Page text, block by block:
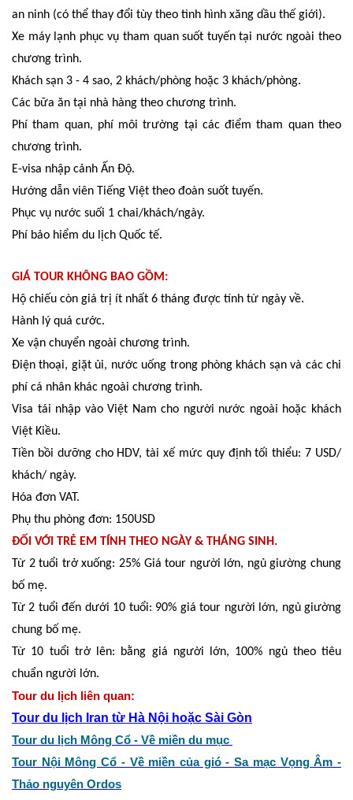
an ninh (có thể thay đổi tùy theo tình hình xăng dầu thế giới).
Xe máy lạnh phục vụ tham quan suốt tuyến tại nước ngoài theo
chương trình.
Khách sạn 3 - 4 sao, 2 khách/phòng hoặc 3 khách/phòng.
Các bữa ăn tại nhà hàng theo chương trình.
Phí tham quan, phí môi trường tại các điểm tham quan theo
chương trình.
E-visa nhập cảnh Ấn Độ.
Hướng dẫn viên Tiếng Việt theo đoàn suốt tuyến.
Phục vụ nước suối 1 chai/khách/ngày.
Phí bảo hiểm du lịch Quốc tế.
GIÁ TOUR KHÔNG BAO GỒM:
Hộ chiếu còn giá trị ít nhất 6 tháng được tính từ ngày về.
Hành lý quá cước.
Xe vận chuyển ngoài chương trình.
Điện thoại, giặt ủi, nước uống trong phòng khách sạn và các chi
phí cá nhân khác ngoài chương trình.
Visa tái nhập vào Việt Nam cho người nước ngoài hoặc khách
Việt Kiều.
Tiền bồi dưỡng cho HDV, tài xế mức quy định tối thiểu: 7 USD/
khách/ ngày.
Hóa đơn VAT.
Phụ thu phòng đơn: 150USD
ĐỐI VỚI TRẺ EM TÍNH THEO NGÀY & THÁNG SINH.
Từ 2 tuổi trở xuống: 25% Giá tour người lớn, ngủ giường chung
bố mẹ.
Từ 2 tuổi đến dưới 10 tuổi: 90% giá tour người lớn, ngủ giường
chung bố mẹ.
Từ 10 tuổi trở lên: bằng giá người lớn, 100% ngủ theo tiêu
chuẩn người lớn.
Tour du lịch liên quan:
Tour du lịch Iran từ Hà Nội hoặc Sài Gòn
Tour du lịch Mông Cổ - Về miền du mục
Tour Nội Mông Cổ - Về miền của gió - Sa mạc Vọng Âm -
Thảo nguyên Ordos